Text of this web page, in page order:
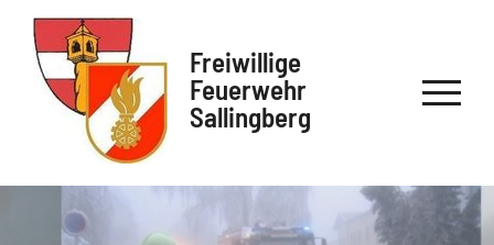
Freiwillige
Feuerwehr
Sallingberg